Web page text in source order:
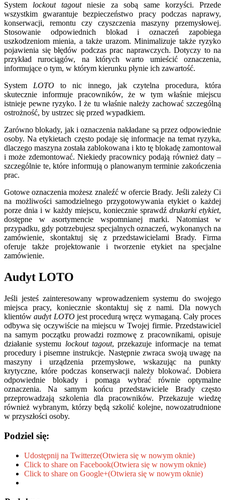
System lockout tagoutniesie za sobą same korzyści. Przede
wszystkim gwarantuje bezpieczeństwo pracy podczas naprawy,
konserwacji, remontu czy czyszczenia maszyny przemysłowej.
Stosowanie odpowiednich blokad i oznaczeń zapobiega
uszkodzeniom mienia, a także urazom. Minimalizuje także ryzyko
pojawienia się błędów podczas prac naprawczych. Dotyczy to na
przykład rurociągów, na których warto umieścić oznaczenia,
informujące o tym, w którym kierunku płynie ich zawartość.
System LOTO to nic innego, jak czytelna procedura, która
skutecznie informuje pracowników, że w tym właśnie miejscu
istnieje pewne ryzyko. I że tu właśnie należy zachować szczególną
ostrożność, by ustrzec się przed wypadkiem.
Zarówno blokady, jak i oznaczenia nakładane są przez odpowiednie
osoby. Na etykietach często podaje się informacje na temat ryzyka,
dlaczego maszyna została zablokowana i kto tę blokadę zamontował
i może zdemontować. Niekiedy pracownicy podają również daty –
szczególnie te, które informują o planowanym terminie zakończenia
prac.
Gotowe oznaczenia możesz znaleźć w ofercie Brady. Jeśli zależy Ci
na możliwości samodzielnego przygotowywania etykiet o każdej
porze dnia i w każdy miejscu, koniecznie sprawdź drukarki etykiet,
dostępne w asortymencie wspomnianej marki. Natomiast w
przypadku, gdy potrzebujesz specjalnych oznaczeń, wykonanych na
zamówienie, skontaktuj się z przedstawicielami Brady. Firma
oferuje także projektowanie i tworzenie etykiet na specjalne
zamówienie.
Audyt LOTO
Jeśli jesteś zainteresowany wprowadzeniem systemu do swojego
miejsca pracy, koniecznie skontaktuj się z nami. Dla nowych
klientówaudyt LOTOjest procedurą wręcz wymaganą. Cały proces
odbywa się oczywiście na miejscu w Twojej firmie. Przedstawiciel
na samym początku prowadzi rozmowę z pracownikami, opisuje
działanie systemu lockout tagout, przekazuje informacje na temat
procedury i pisemne instrukcje. Następnie zwraca swoją uwagę na
maszyny i urządzenia przemysłowe, wskazując na punkty
krytyczne, które podczas konserwacji należy blokować. Dobiera
odpowiednie blokady i pomaga wybrać równie optymalne
oznaczenia. Na samym końcu przedstawiciele Brady często
przeprowadzają szkolenia dla pracowników. Przekazuje wiedzę
również wybranym, którzy będą szkolić kolejne, nowozatrudnione
w przyszłości osoby.
Podziel się:
Udostępnij na Twitterze(Otwiera się w nowym oknie)
Click to share on Facebook(Otwiera się w nowym oknie)
Click to share on Google+(Otwiera się w nowym oknie)